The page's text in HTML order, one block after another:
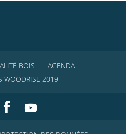
BOIS
AGENDA
WOODRISE 2019